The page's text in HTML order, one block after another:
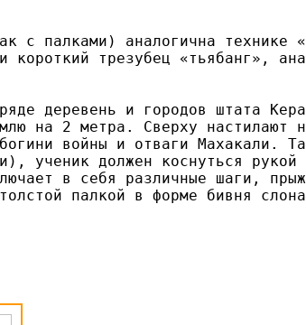
с палками) аналогична
трезубец «тьябанг»,
деревень и городов штата
на 2 метра. Сверху
войны и отваги
ученик должен коснуться
в себя различные шаги,
палкой в форме бивня